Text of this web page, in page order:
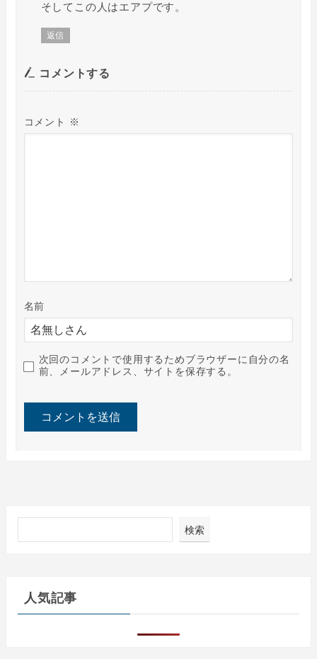
そしてこの人はエアプです。
返信
コメントする
コメント ※
名前
次回のコメントで使用するためブラウザーに自分の名
前、メールアドレス、サイトを保存する。
検索
人気記事